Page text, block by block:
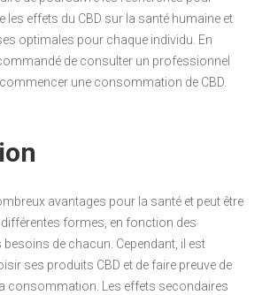
les effets du CBD sur la santé humaine et
optimales pour chaque individu. En
de consulter un professionnel
une consommation de CBD.
avantages pour la santé et peut être
formes, en fonction des
besoins de chacun. Cependant, il est
ses produits CBD et de faire preuve de
consommation. Les effets secondaires